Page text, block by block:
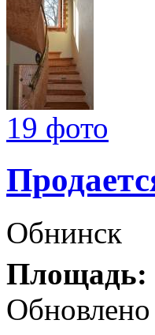
19 фото
Обнинск
Площадь: